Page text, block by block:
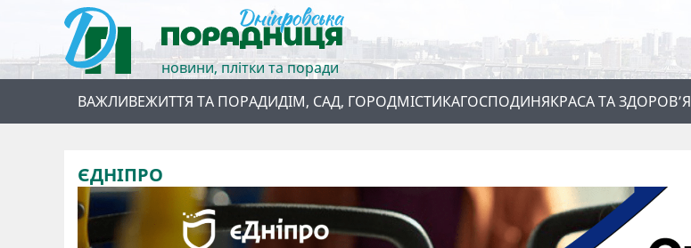
новини, плітки та поради
ВАЖЛИВЕЖИТТЯ ТА ПОРАДИДІМ, САД, ГОРОДМІСТИКАГОСПОДИНЯКРАСА ТА ЗДОРОВ’Я
ЄДНІПРО